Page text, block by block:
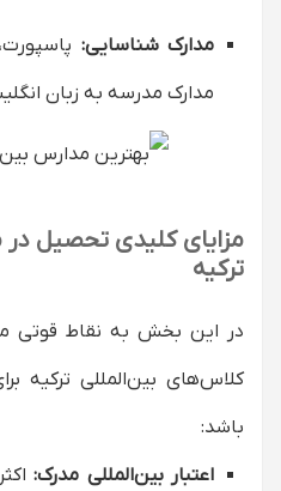
مدارک شناسایی:
مدارک مدرسه‌ به زبان
مزایای کلیدی تحصیل در
ترکیه
در این بخش به نقاط قوتی
کلاس‌های بین‌المللی ترکیه
باشد:
اعتبار بین‌المللی مدرک: